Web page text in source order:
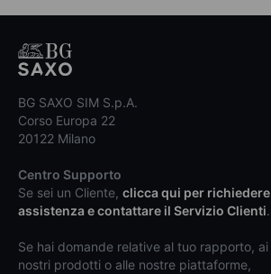
BG SAXO SIM S.p.A.
Corso Europa 22
20122 Milano
Centro Supporto
Se sei un Cliente, clicca qui per richiedere
assistenza e contattare il Servizio Clienti.
Se hai domande relative al tuo rapporto, ai
nostri prodotti o alle nostre piattaforme,